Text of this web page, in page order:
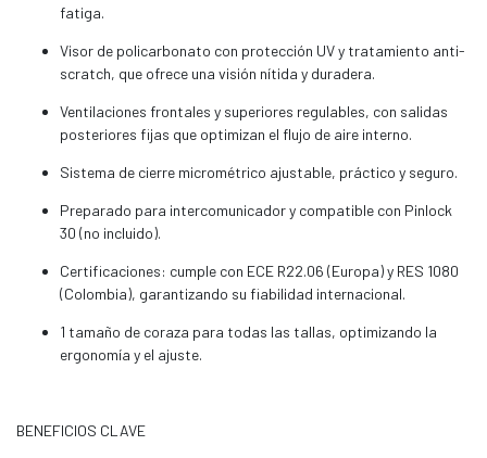
fatiga.
Visor de policarbonato con protección UV y tratamiento anti-
scratch, que ofrece una visión nítida y duradera.
Ventilaciones frontales y superiores regulables, con salidas
posteriores fijas que optimizan el flujo de aire interno.
Sistema de cierre micrométrico ajustable, práctico y seguro.
Preparado para intercomunicador y compatible con Pinlock
30 (no incluido).
Certificaciones: cumple con ECE R22.06 (Europa) y RES 1080
(Colombia), garantizando su fiabilidad internacional.
1 tamaño de coraza para todas las tallas, optimizando la
ergonomía y el ajuste.
BENEFICIOS CLAVE